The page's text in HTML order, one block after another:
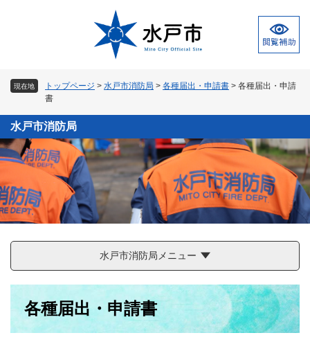
本
文
現在地 トップページ > 水戸市消防局 > 各種届出・申請書 > 各種届出・申請
書
水戸市消防局
水戸市消防局メニュー
各種届出・申請書